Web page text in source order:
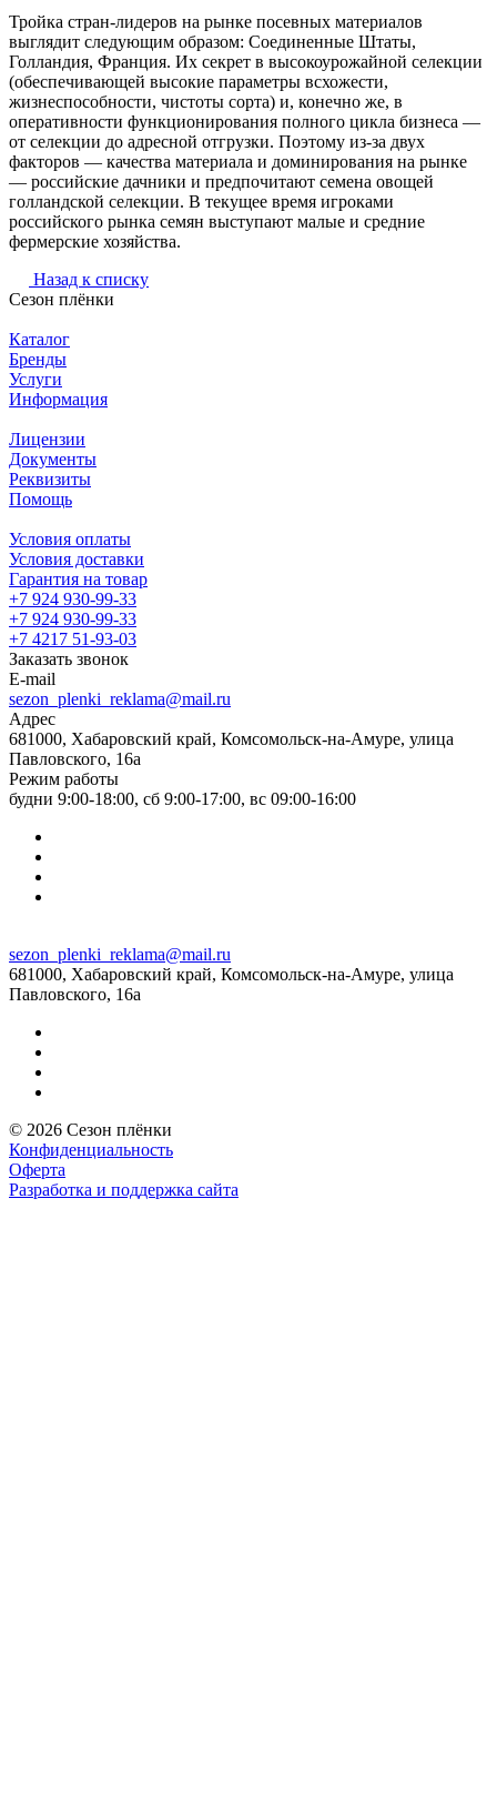
Тройка стран-лидеров на рынке посевных материалов
выглядит следующим образом: Соединенные Штаты,
Голландия, Франция. Их секрет в высокоурожайной селекции
(обеспечивающей высокие параметры всхожести,
жизнеспособности, чистоты сорта) и, конечно же, в
оперативности функционирования полного цикла бизнеса —
от селекции до адресной отгрузки. Поэтому из-за двух
факторов — качества материала и доминирования на рынке
— российские дачники и предпочитают семена овощей
голландской селекции. В текущее время игроками
российского рынка семян выступают малые и средние
фермерские хозяйства.
Назад к списку
Сезон плёнки
Каталог
Бренды
Услуги
Информация
Лицензии
Документы
Реквизиты
Помощь
Условия оплаты
Условия доставки
Гарантия на товар
+7 924 930-99-33
+7 924 930-99-33
+7 4217 51-93-03
Заказать звонок
E-mail
sezon_plenki_reklama@mail.ru
Адрес
681000, Хабаровский край, Комсомольск-на-Амуре, улица
Павловского, 16а
Режим работы
будни 9:00-18:00, сб 9:00-17:00, вс 09:00-16:00
sezon_plenki_reklama@mail.ru
681000, Хабаровский край, Комсомольск-на-Амуре, улица
Павловского, 16а
© 2026 Сезон плёнки
Конфиденциальность
Оферта
Разработка и поддержка сайта